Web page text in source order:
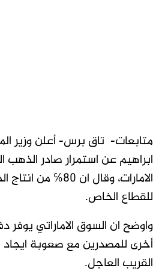
متابعات- تاق برس- أعلن وزير
ابراهيم عن استمرار صادر الذهب
الامارات، وقال ان
للقطاع الخاص.
واوضح ان السوق الاماراتي
أخرى للمصدرين مع صعوبة
القريب العاجل.